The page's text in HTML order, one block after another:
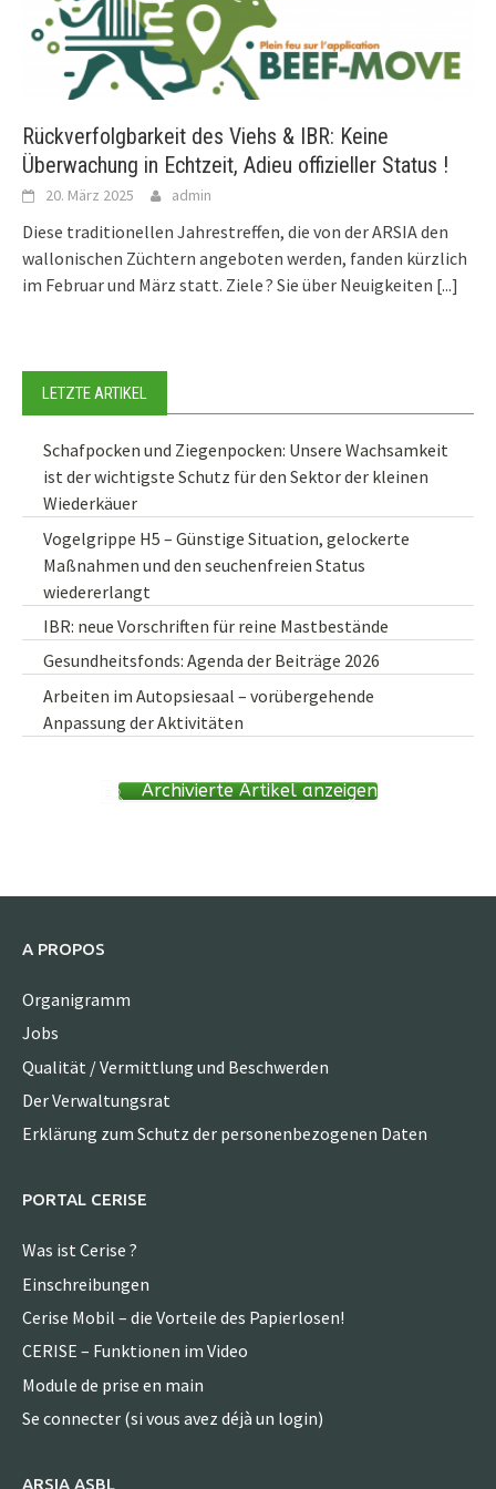
Rückverfolgbarkeit des Viehs & IBR: Keine
Überwachung in Echtzeit, Adieu offizieller Status !
20. März 2025 admin
Diese traditionellen Jahrestreffen, die von der ARSIA den
wallonischen Züchtern angeboten werden, fanden kürzlich
im Februar und März statt. Ziele ? Sie über Neuigkeiten [...]
LETZTE ARTIKEL
Schafpocken und Ziegenpocken: Unsere Wachsamkeit
ist der wichtigste Schutz für den Sektor der kleinen
Wiederkäuer
Vogelgrippe H5 – Günstige Situation, gelockerte
Maßnahmen und den seuchenfreien Status
wiedererlangt
IBR: neue Vorschriften für reine Mastbestände
Gesundheitsfonds: Agenda der Beiträge 2026
Arbeiten im Autopsiesaal – vorübergehende
Anpassung der Aktivitäten
Archivierte Artikel anzeigen
A PROPOS
Organigramm
Jobs
Qualität / Vermittlung und Beschwerden
Der Verwaltungsrat
Erklärung zum Schutz der personenbezogenen Daten
PORTAL CERISE
Was ist Cerise ?
Einschreibungen
Cerise Mobil – die Vorteile des Papierlosen!
CERISE – Funktionen im Video
Module de prise en main
Se connecter (si vous avez déjà un login)
ARSIA ASBL